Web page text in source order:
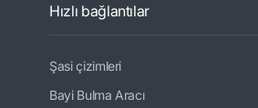
Hızlı bağlantılar
Şasi çizimleri
Bayi Bulma Aracı